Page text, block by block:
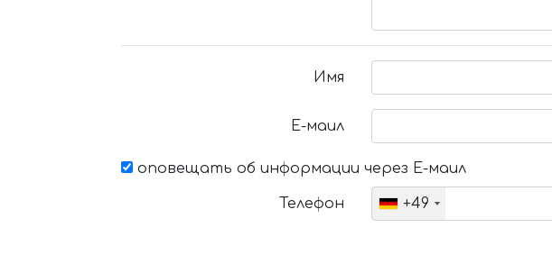
Имя
Е-маил
оповещать об информации через Е-маил
Телефон +49